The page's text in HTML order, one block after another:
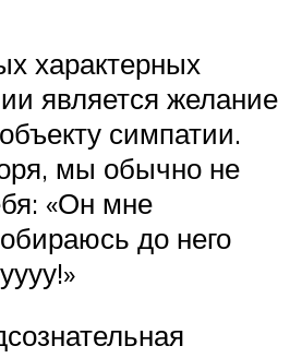
характерных
является желание
симпатии.
мы обычно не
«Он мне
до него